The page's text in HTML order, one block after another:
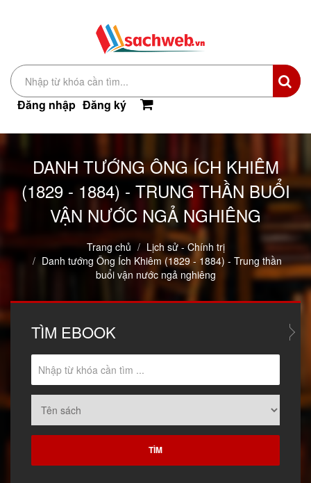
Đăng nhập Đăng ký
DANH TƯỚNG ÔNG ÍCH KHIÊM
(1829 - 1884) - TRUNG THẦN BUỔI
VẬN NƯỚC NGẢ NGHIÊNG
Trang chủ
Lịch sử - Chính trị
Danh tướng Ông Ích Khiêm (1829 - 1884) - Trung thần
buổi vận nước ngả nghiêng
TÌM EBOOK